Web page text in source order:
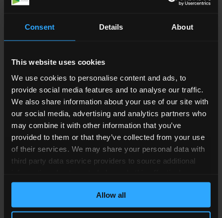
Consent Details About
This website uses cookies
We use cookies to personalise content and ads, to
provide social media features and to analyse our traffic.
We also share information about your use of our site with
our social media, advertising and analytics partners who
may combine it with other information that you’ve
provided to them or that they’ve collected from your use
of their services. We may share your personal data with
third party data service providers to source additional
Where feasible this data will be hashed or anonymised
Allow all
języku - polskim lub
angielskim